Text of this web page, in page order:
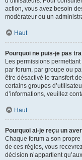
action, vous avez besoin
modérateur ou un
Haut
Pourquoi ne puis-je pas
Les permissions
par forum, par groupe ou
être désactivé le transfert
certains groupes
d’informations, veuillez
Haut
Pourquoi ai-je reçu un
Chaque forum a son
de ces règles, vous
décision n’appartient